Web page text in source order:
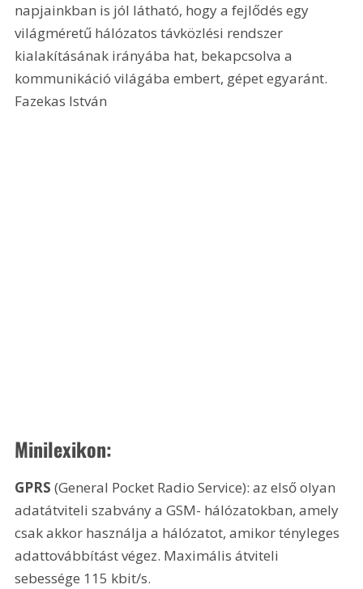
napjainkban is jól látható, hogy a fejlődés egy
világméretű hálózatos távközlési rendszer
kialakításának irányába hat, bekapcsolva a
kommunikáció világába embert, gépet egyaránt.
Fazekas István
Minilexikon:
GPRS (General Pocket Radio Service): az első olyan
adatátviteli szabvány a GSM- hálózatokban, amely
csak akkor használja a hálózatot, amikor tényleges
adattovábbítást végez. Maximális átviteli
sebessége 115 kbit/s.